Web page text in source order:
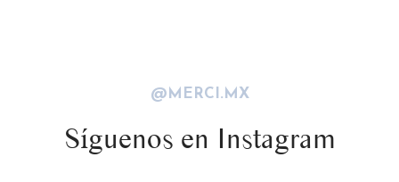
@MERCI.MX
Síguenos en Instagram